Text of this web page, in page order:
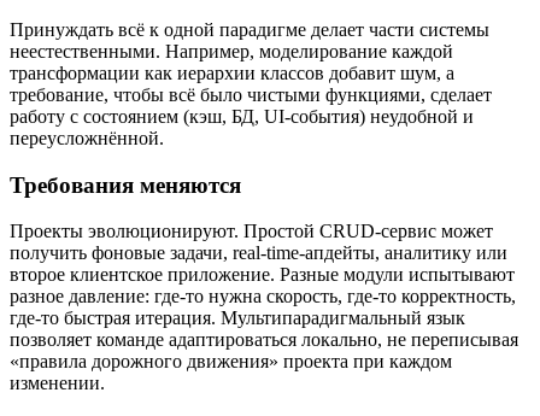
Принуждать всё к одной парадигме делает части системы
неестественными. Например, моделирование каждой
трансформации как иерархии классов добавит шум, а
требование, чтобы всё было чистыми функциями, сделает
работу с состоянием (кэш, БД, UI-события) неудобной и
переусложнённой.
Требования меняются
Проекты эволюционируют. Простой CRUD-сервис может
получить фоновые задачи, real-time-апдейты, аналитику или
второе клиентское приложение. Разные модули испытывают
разное давление: где-то нужна скорость, где-то корректность,
где-то быстрая итерация. Мультипарадигмальный язык
позволяет команде адаптироваться локально, не переписывая
«правила дорожного движения» проекта при каждом
изменении.